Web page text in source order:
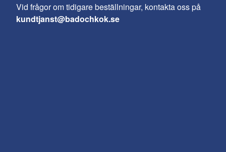
Vid frågor om tidigare beställningar, kontakta oss på
kundtjanst@badochkok.se